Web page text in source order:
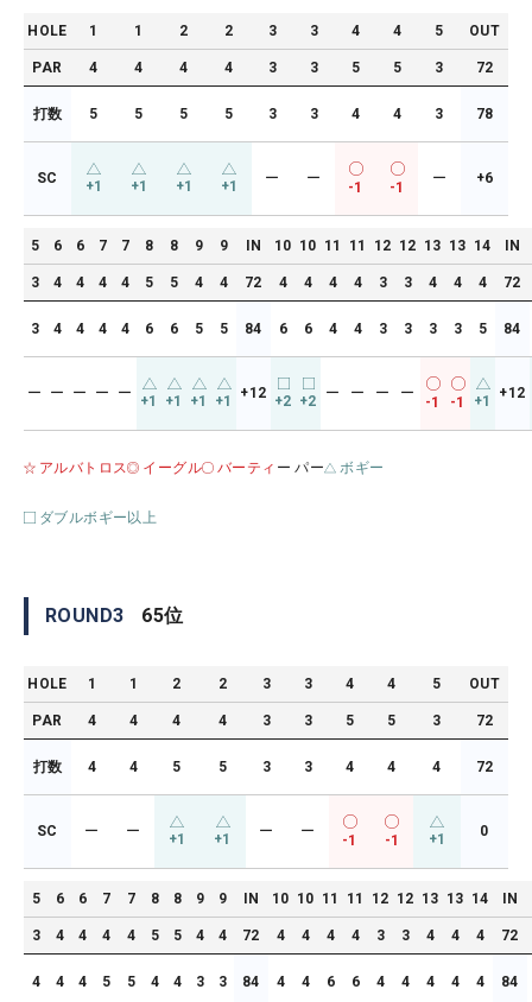
HOLE 1 1 2 2 3 3 4 4 5 OUT
PAR 4 4 4 4 3 3 5 5 3 72
打数 5 5 5 5 3 3 4 4 3 78
SC +1 +1 +1 +1 ー ー
-1 -1
ー +6
5 6 6 7 7 8 8 9 9 IN 10 10 11 11 12 12 13 13 14 IN
3 4 4 4 4 5 5 4 4 72 4 4 4 4 3 3 4 4 4 72
3 4 4 4 4 6 6 5 5 84 6 6 4 4 3 3 3 3 5 84
ー ー ー ー ー +1 +1 +1 +1 +12 +2 +2 ー ー ー ー
-1 -1 +1 +12
アルバトロス イーグル バーティ ー パー ボギー
ダブルボギー以上
ROUND3 65位
HOLE 1 1 2 2 3 3 4 4 5 OUT
PAR 4 4 4 4 3 3 5 5 3 72
打数 4 4 5 5 3 3 4 4 4 72
SC ー ー +1 +1 ー ー
-1 -1 +1 0
5 6 6 7 7 8 8 9 9 IN 10 10 11 11 12 12 13 13 14 IN
3 4 4 4 4 5 5 4 4 72 4 4 4 4 3 3 4 4 4 72
4 4 4 5 5 4 4 3 3 84 4 4 6 6 4 4 4 4 4 84